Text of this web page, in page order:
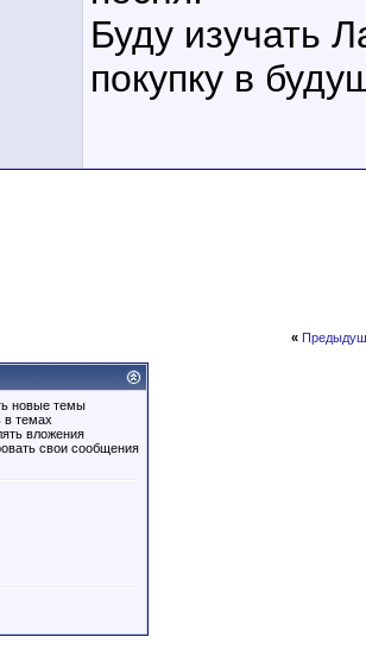
Буду изучать
покупку в
«
новые темы
в темах
вложения
свои сообщения